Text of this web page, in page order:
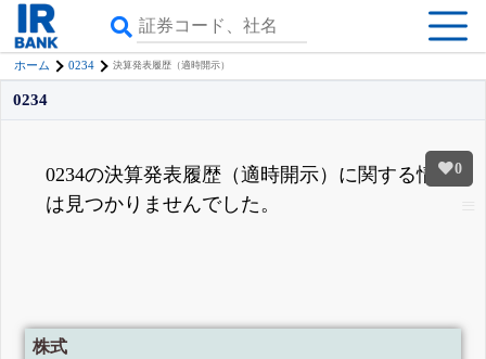
ホーム 0234 決算発表履歴（適時開示）
0
0234
0234の決算発表履歴（適時開示）に関する情報
は見つかりませんでした。
株式